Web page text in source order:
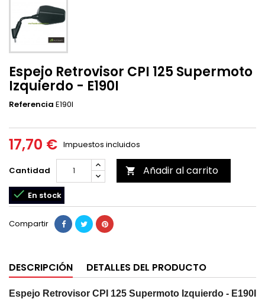
Espejo Retrovisor CPI 125 Supermoto
Izquierdo - E190I
Referencia E190I
17,70 € Impuestos incluidos
Cantidad  Añadir al carrito
 En stock
Compartir
DESCRIPCIÓN DETALLES DEL PRODUCTO
Espejo Retrovisor CPI 125 Supermoto Izquierdo - E190I